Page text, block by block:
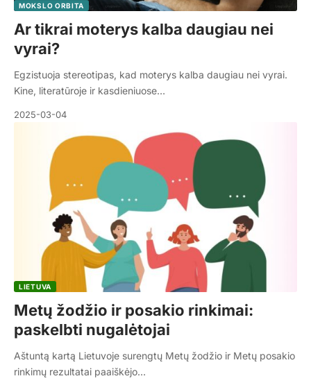
MOKSLO ORBITA
Ar tikrai moterys kalba daugiau nei
vyrai?
Egzistuoja stereotipas, kad moterys kalba daugiau nei vyrai.
Kine, literatūroje ir kasdieniuose…
2025-03-04
LIETUVA
Metų žodžio ir posakio rinkimai:
paskelbti nugalėtojai
Aštuntą kartą Lietuvoje surengtų Metų žodžio ir Metų posakio
rinkimų rezultatai paaiškėjo…